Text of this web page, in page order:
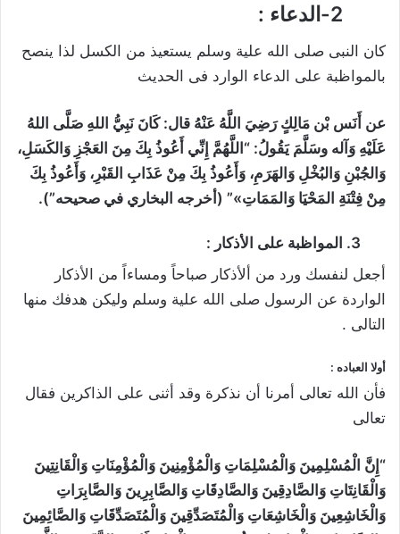
:
كان النبى صلى الله علية وسلم يستعيذ من الكسل لذا ينصح
بالمواظبة على الدعاء الوارد فى الحديث
عن أَنَس بْن مَالِكٍ رَضِيَ اللَّهُ عَنْهُ قال: كَانَ نَبِيُّ اللهِ صَلَّى اللهُ
عَلَيْهِ وَآله وسَلَّمَ يَقُولُ: “اللَّهُمَّ إِنِّي أَعُوذُ بِكَ مِنَ العَجْزِ وَالكَسَلِ،
وَالجُبْنِ وَالبُخْلِ وَالهَرَمِ، وَأَعُوذُ بِكَ مِنْ عَذَابِ القَبْرِ، وَأَعُوذُ بِكَ
مِنْ فِتْنَةِ المَحْيَا وَالمَمَاتِ»” (أخرجه البخاري في صحيحه”).
المواظبة على الأذكار :
أجعل لنفسك ورد من ألأذكار صباحاً ومساءاً من الأذكار
الواردة عن الرسول صلى الله علية وسلم وليكن هدفك منها
التالى .
أولا العباده :
فأن الله تعالى أمرنا أن نذكرة وقد أثنى على الذاكرين فقال
تعالى
“إِنَّ الْمُسْلِمِينَ وَالْمُسْلِمَاتِ وَالْمُؤْمِنِينَ وَالْمُؤْمِنَاتِ وَالْقَانِتِينَ
وَالْقَانِتَاتِ وَالصَّادِقِينَ وَالصَّادِقَاتِ وَالصَّابِرِينَ وَالصَّابِرَاتِ
وَالْخَاشِعِينَ وَالْخَاشِعَاتِ وَالْمُتَصَدِّقِينَ وَالْمُتَصَدِّقَاتِ وَالصَّائِمِينَ